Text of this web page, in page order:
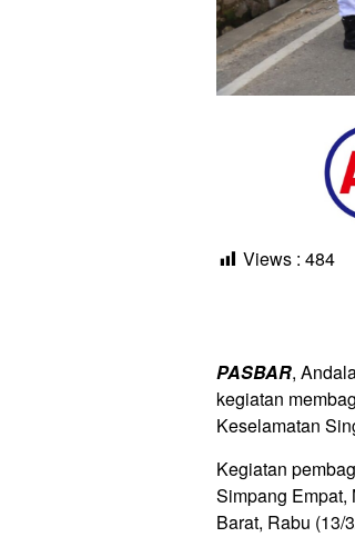
Views : 484
PASBAR,
kegiatan
Keselamatan
Kegiatan
Simpang Empat,
Barat, Rabu (13/